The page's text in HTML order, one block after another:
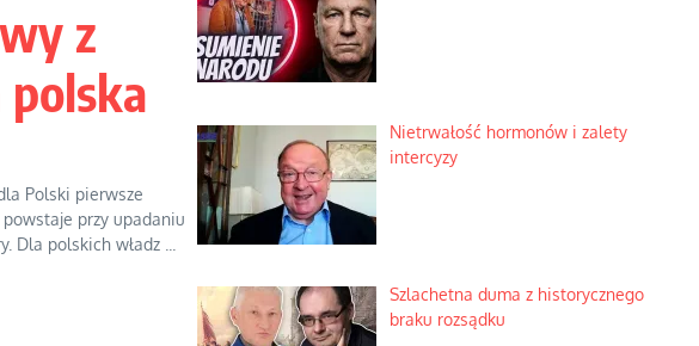
z
polska
Polski pierwsze
przy upadaniu
polskich władz ...
Nietrwałość hormonów i zalety
intercyzy
Szlachetna duma z historycznego
braku rozsądku